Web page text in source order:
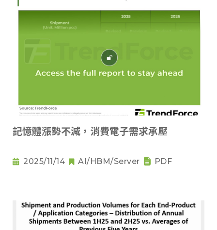
記憶體漲勢不減，消費電子需求承壓
2025/11/14 AI/HBM/Server PDF